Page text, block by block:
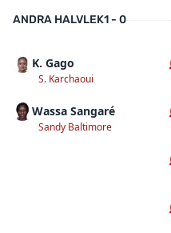
ANDRA HALVLEK1 - 0
K. Gago
S. Karchaoui
Wassa Sangaré
Sandy Baltimore